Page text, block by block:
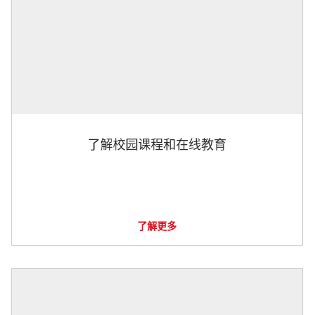
了解校园课程和在线教育
了解更多